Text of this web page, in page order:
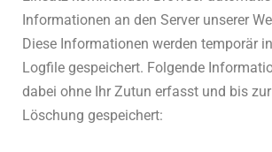
Informationen an den Server unserer
Diese Informationen werden temporär
Logfile gespeichert. Folgende
dabei ohne Ihr Zutun erfasst und bis
Löschung gespeichert: